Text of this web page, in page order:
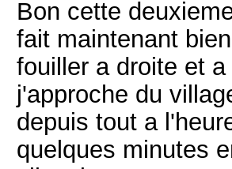
Bon cette
fait maintenant
fouiller a droite et
j'approche du
depuis tout a
quelques minutes